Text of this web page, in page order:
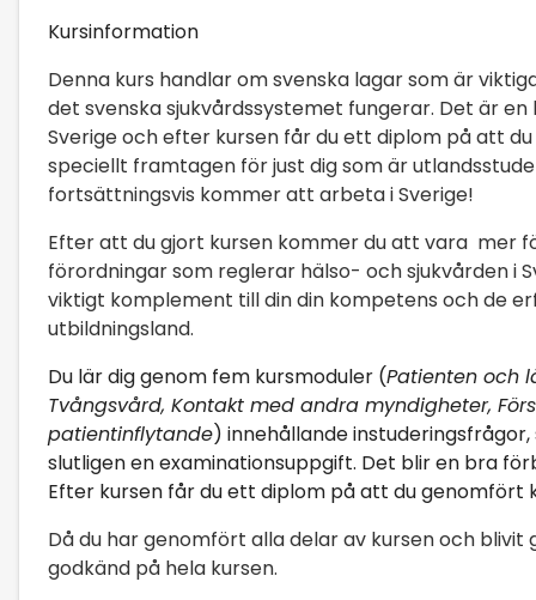
Kursinformation
Denna kurs handlar om svenska lagar som är
det svenska sjukvårdssystemet fungerar. Det är
Sverige och efter kursen får du ett diplom på att
speciellt framtagen för just dig som är
fortsättningsvis kommer att arbeta i Sverige!
Efter att du gjort kursen kommer du att vara mer
förordningar som reglerar hälso- och sjukvården i
viktigt komplement till din din kompetens och de
utbildningsland.
Du lär dig genom fem kursmoduler (Patienten och
Tvångsvård, Kontakt med andra myndigheter,
patientinflytande) innehållande
slutligen en examinationsuppgift. Det blir en bra
Efter kursen får du ett diplom på att du genomfört
Då du har genomfört alla delar av kursen och blivit
godkänd på hela kursen.